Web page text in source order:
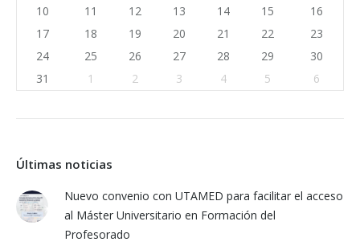
10
11 12 13 14 15
16
17
18 19 20 21 22
23
24
25 26 27 28 29
30
31
1 2 3 4 5 6
Últimas noticias
Nuevo convenio con UTAMED para facilitar el acceso
al Máster Universitario en Formación del
Profesorado